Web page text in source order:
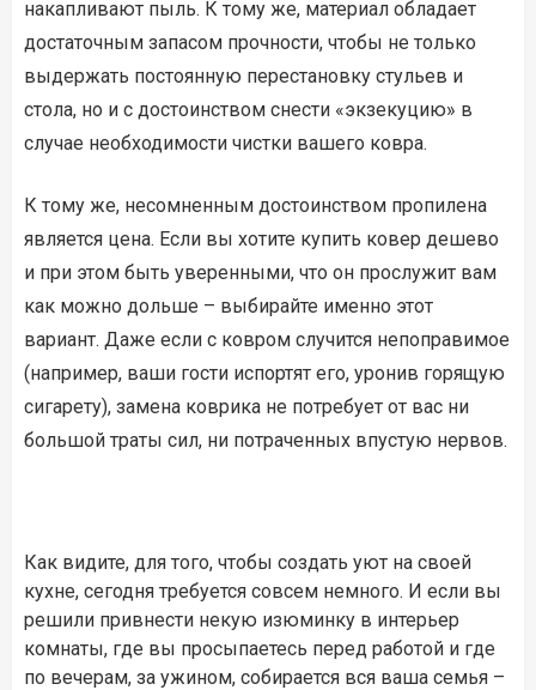
накапливают пыль. К тому же, материал обладает
достаточным запасом прочности, чтобы не только
выдержать постоянную перестановку стульев и
стола, но и с достоинством снести «экзекуцию» в
случае необходимости чистки вашего ковра.
К тому же, несомненным достоинством пропилена
является цена. Если вы хотите купить ковер дешево
и при этом быть уверенными, что он прослужит вам
как можно дольше – выбирайте именно этот
вариант. Даже если с ковром случится непоправимое
(например, ваши гости испортят его, уронив горящую
сигарету), замена коврика не потребует от вас ни
большой траты сил, ни потраченных впустую нервов.
Как видите, для того, чтобы создать уют на своей
кухне, сегодня требуется совсем немного. И если вы
решили привнести некую изюминку в интерьер
комнаты, где вы просыпаетесь перед работой и где
по вечерам, за ужином, собирается вся ваша семья –